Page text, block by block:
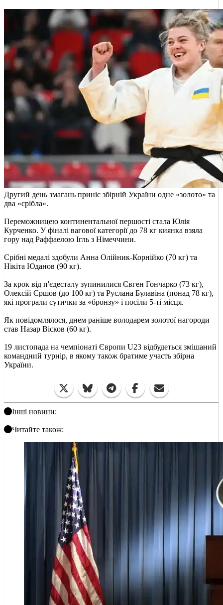
Другий день змагань приніс збірній України одне «золото» та
два «срібла».
Переможницею континентальної першості стала Юлія
Курченко. У фіналі вагової категорії до 78 кг киянка взяла
гору над Раффаелою Ігль з Німеччини.
Срібні медалі здобули Анна Олійник-Корнійко (70 кг) та
Нікіта Юданов (90 кг).
За крок від п'єдесталу зупинилися Євген Гончарко (73 кг),
Олексій Єршов (до 100 кг) та Руслана Булавіна (понад 78 кг),
які програли сутички за «бронзу» і посіли 5-ті місця.
Як повідомлялося, днем раніше володарем золотої нагороди
став Назар Вісков (60 кг).
19 листопада на чемпіонаті Європи U23 відбудеться змішаний
командний турнір, в якому також братиме участь збірна
України.
Інші новини:
Читайте також: